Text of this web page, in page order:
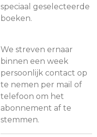
speciaal geselecteerde
boeken.
We streven ernaar
binnen een week
persoonlijk contact op
te nemen per mail of
telefoon om het
abonnement af te
stemmen.